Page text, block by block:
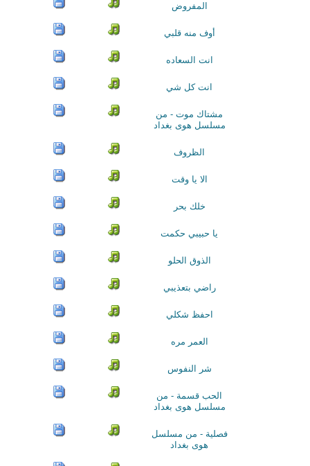
المفروض
أوف منه قلبي
انت السعاده
انت كل شي
مشتاك موت - من
مسلسل هوى بغداد
الظروف
الا يا وقت
خلك بحر
يا حبيبي حكمت
الذوق الحلو
راضي بتعذيبي
احفظ شكلي
العمر مره
شر النفوس
الحب قسمة - من
مسلسل هوى بغداد
فصلية - من مسلسل
هوى بغداد